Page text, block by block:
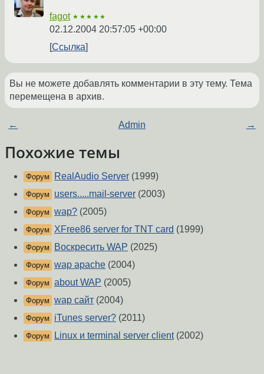
fagot ★★★★★
02.12.2004 20:57:05 +00:00
Ссылка
Вы не можете добавлять комментарии в эту тему. Тема
перемещена в архив.
← Admin →
Похожие темы
Форум RealAudio Server (1999)
Форум users.....mail-server (2003)
Форум wap? (2005)
Форум XFree86 server for TNT card (1999)
Форум Воскресить WAP (2025)
Форум wap apache (2004)
Форум about WAP (2005)
Форум wap сайт (2004)
Форум iTunes server? (2011)
Форум Linux и terminal server client(2002)